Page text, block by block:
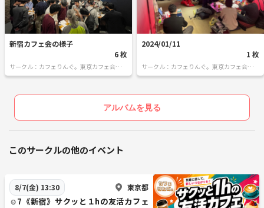
カフェりんぐ。では一緒に盛り上げてくれる主催者を募集していま
・友達を増やしたい！
という方は参加した会の主催者に主催希望とお伝えください！
カフェりんぐ。では純粋に人とのつながりを楽しめる明るく楽しい方を
新宿カフェ会の様子
6 枚
サークル：カフェりんぐ。東京カフェ会・飲
み会
2024/01/11
1 枚
サークル：カフェりんぐ。東京カフェ会・飲
み会
アルバムを見る
このサークルの他のイベント
8/7(金) 13:30 東京都
☺️7《新宿》サクッと１hの友活カフェ